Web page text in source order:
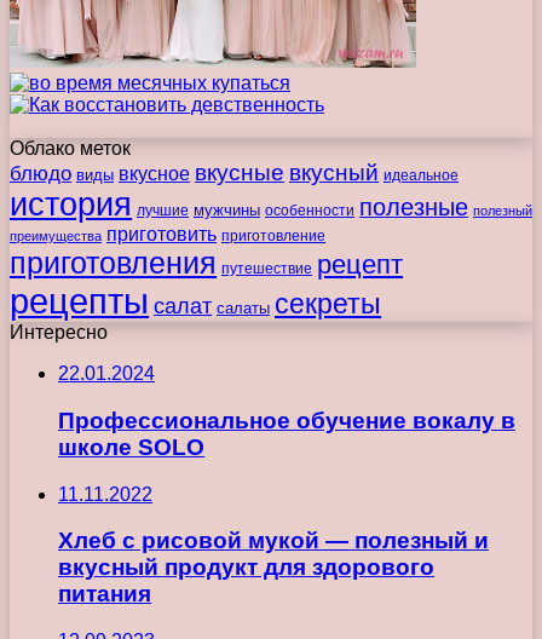
Облако меток
блюдо виды вкусное вкусные вкусный идеальное
история лучшие мужчины особенности полезные полезный
преимущества приготовить приготовление
приготовления путешествие рецепт
рецепты салат салаты секреты
Интересно
22.01.2024
Профессиональное обучение вокалу в
школе SOLO
11.11.2022
Хлеб с рисовой мукой — полезный и
вкусный продукт для здорового
питания